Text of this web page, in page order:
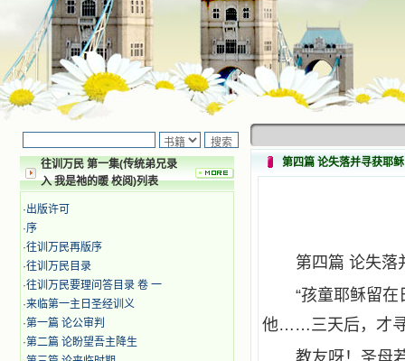
往训万民 第一集(传统弟兄录
入 我是祂的暖 校阅)列表
·出版许可
·序
·往训万民再版序
·往训万民目录
·往训万民要理问答目录 卷 一
·来临第一主日圣经训义
·第一篇 论公审判
·第二篇 论盼望吾主降生
第四篇 论失落并寻获耶稣
第四篇 论失落
“孩童耶稣留
他……三天后，才
教友呀！圣母